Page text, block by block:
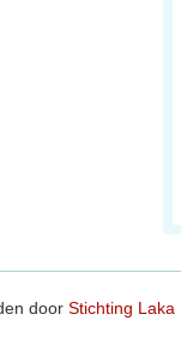
door Stichting Laka